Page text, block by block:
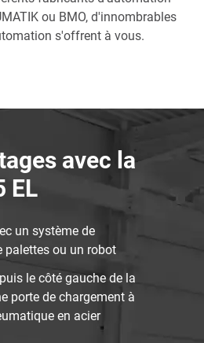
ou BMO, d'innombrables
s'offrent à vous.
avec la
EL
un système de
palettes ou un robot
le côté gauche de la
porte de chargement à
en acier